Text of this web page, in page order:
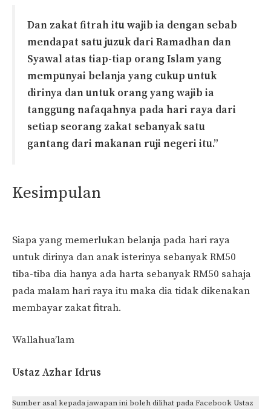
Dan zakat fitrah itu wajib ia dengan sebab
mendapat satu juzuk dari Ramadhan dan
Syawal atas tiap-tiap orang Islam yang
mempunyai belanja yang cukup untuk
dirinya dan untuk orang yang wajib ia
tanggung nafaqahnya pada hari raya dari
setiap seorang zakat sebanyak satu
gantang dari makanan ruji negeri itu.”
Kesimpulan
Siapa yang memerlukan belanja pada hari raya
untuk dirinya dan anak isterinya sebanyak RM50
tiba-tiba dia hanya ada harta sebanyak RM50 sahaja
pada malam hari raya itu maka dia tidak dikenakan
membayar zakat fitrah.
Wallahua’lam
Ustaz Azhar Idrus
Sumber asal kepada jawapan ini boleh dilihat pada Facebook Ustaz